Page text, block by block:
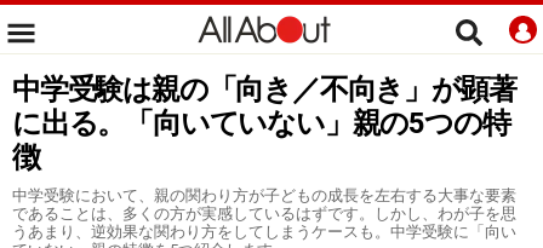
中学受験は親の「向き／不向き」が顕著
に出る。「向いていない」親の5つの特
徴
中学受験において、親の関わり方が子どもの成長を左右する大事な要素
であることは、多くの方が実感しているはずです。しかし、わが子を思
うあまり、逆効果な関わり方をしてしまうケースも。中学受験に「向い